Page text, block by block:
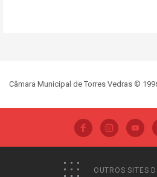
Câmara Municipal de Torres Vedras ©
OUTROS SITES